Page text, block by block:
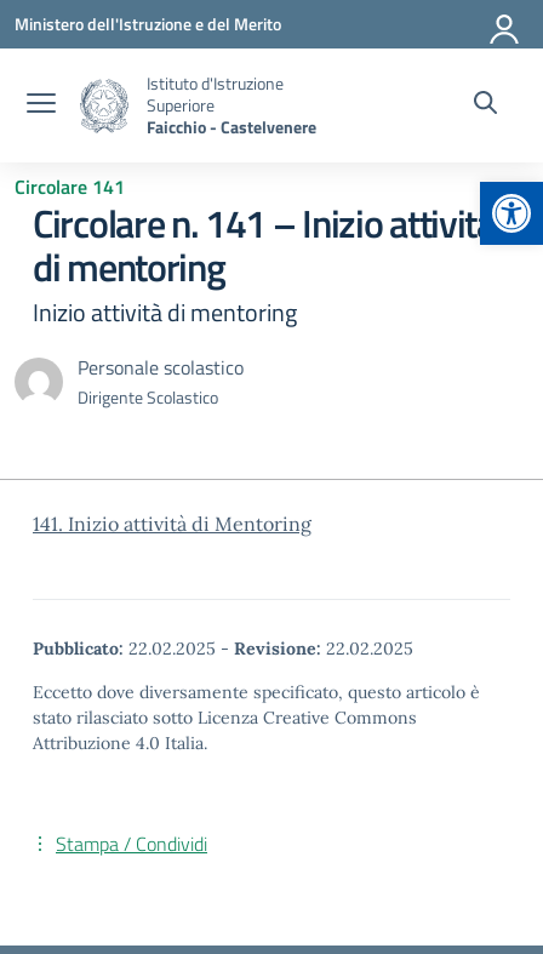
Vai ai contenuti
Vai al menu di navigazione
Vai al footer
Ministero dell'Istruzione e del Merito
Istituto d'Istruzione
Superiore
Faicchio - Castelvenere
Circolare 141
Circolare n. 141 – Inizio attività
di mentoring
Inizio attività di mentoring
Personale scolastico
Dirigente Scolastico
141. Inizio attività di Mentoring
Pubblicato: 22.02.2025 - Revisione: 22.02.2025
Eccetto dove diversamente specificato, questo articolo è
stato rilasciato sotto Licenza Creative Commons
Attribuzione 4.0 Italia.
Stampa / Condividi